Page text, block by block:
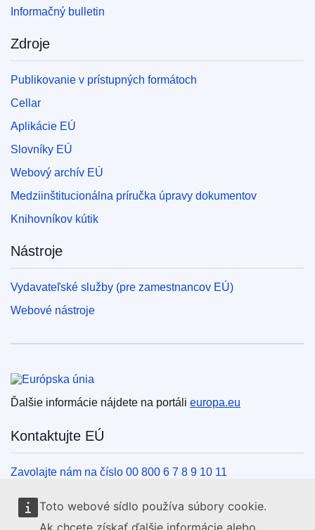
Toto webové sídlo používa súbory cookie.
Ak chcete získať ďalšie informácie alebo
Informačný bulletin
Zdroje
Publikovanie v prístupných formátoch
Cellar
Aplikácie EÚ
Slovníky EÚ
Webový archív EÚ
Medziinštitucionálna príručka úpravy dokumentov
Knihovníkov kútik
Nástroje
Vydavateľské služby (pre zamestnancov EÚ)
Webové nástroje
Ďalšie informácie nájdete na portáli europa.eu
Kontaktujte EÚ
Zavolajte nám na číslo 00 800 6 7 8 9 10 11
Iné spôsoby, ako nás kontaktovať telefonicky
Napíšte nám cez kontaktný formulár